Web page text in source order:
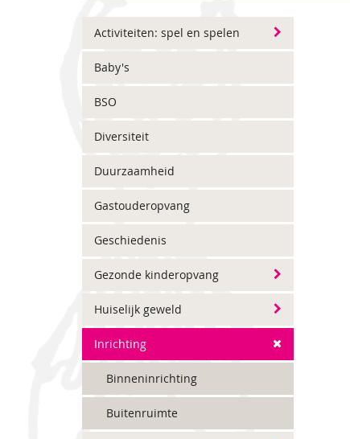
Activiteiten: spel en spelen
Baby's
BSO
Diversiteit
Duurzaamheid
Gastouderopvang
Geschiedenis
Gezonde kinderopvang
Huiselijk geweld
Inrichting
Binneninrichting
Buitenruimte